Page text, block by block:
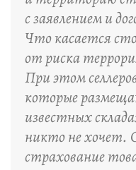
с заявлением и
Что касается
от риска
При этом
которые
известных
никто не хочет.
страхование